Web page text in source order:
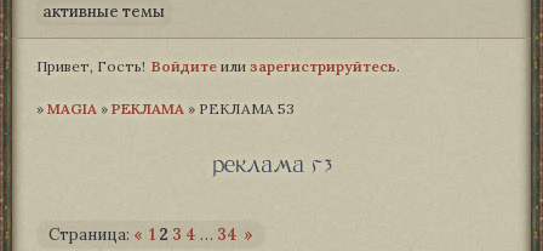
активные темы
Привет, Гость! Войдите или зарегистрируйтесь.
» MAGIA­ » РЕКЛАМА » РЕКЛАМА 53
реклама 53
Страница: « 1 2 3 4 … 34 »